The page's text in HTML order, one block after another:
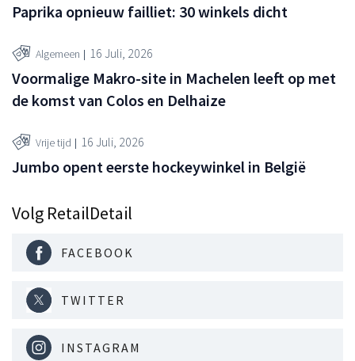
Paprika opnieuw failliet: 30 winkels dicht
Algemeen 16 Juli, 2026
Voormalige Makro-site in Machelen leeft op met
de komst van Colos en Delhaize
Vrije tijd 16 Juli, 2026
Jumbo opent eerste hockeywinkel in België
Volg RetailDetail
FACEBOOK
TWITTER
INSTAGRAM